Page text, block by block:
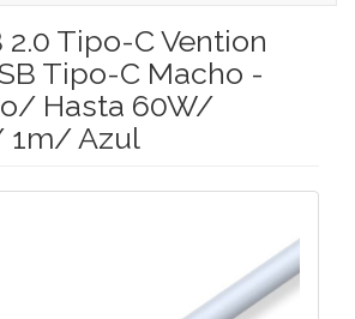
2.0 Tipo-C Vention
Tipo-C Macho -
Hasta 60W/
1m/ Azul